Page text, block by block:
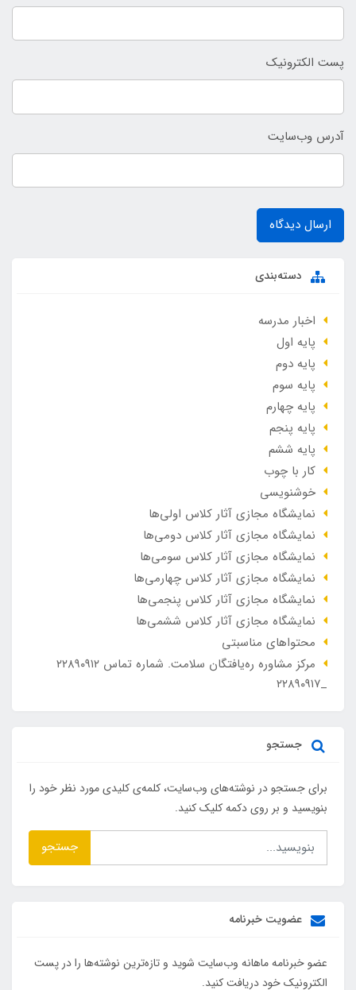
پست الکترونیک
آدرس وب‌سایت
ارسال دیدگاه
دسته‌بندی
اخبار مدرسه
پایه اول
پایه دوم
پایه سوم
پایه چهارم
پایه پنجم
پایه ششم
کار با چوب
خوشنویسی
نمایشگاه مجازی آثار کلاس اولی‌ها
نمایشگاه مجازی آثار کلاس دومی‌ها
نمایشگاه مجازی آثار کلاس سومی‌ها
نمایشگاه مجازی آثار کلاس چهارمی‌ها
نمایشگاه مجازی آثار کلاس پنجمی‌ها
نمایشگاه مجازی آثار کلاس ششمی‌ها
محتواهای مناسبتی
مرکز مشاوره ره‌یافتگان سلامت. شماره تماس ۲۲۸۹۰۹۱۲
_۲۲۸۹۰۹۱۷
جستجو
برای جستجو در نوشته‌های وب‌سایت، کلمه‌ی کلیدی مورد نظر خود را
بنویسید و بر روی دکمه کلیک کنید.
جستجو
عضویت خبرنامه
عضو خبرنامه ماهانه وب‌سایت شوید و تازه‌ترین نوشته‌ها را در پست
الکترونیک خود دریافت کنید.